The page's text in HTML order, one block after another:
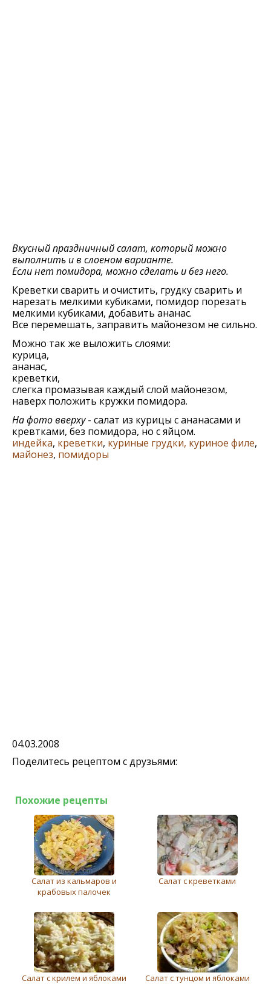
Вкусный праздничный салат, который можно
выполнить и в слоеном варианте.
Если нет помидора, можно сделать и без него.
Креветки сварить и очистить, грудку сварить и
нарезать мелкими кубиками, помидор порезать
мелкими кубиками, добавить ананас.
Все перемешать, заправить майонезом не сильно.
Можно так же выложить слоями:
курица,
ананас,
креветки,
слегка промазывая каждый слой майонезом,
наверх положить кружки помидора.
На фото вверху- салат из курицы с ананасами и
кревтками, без помидора, но с яйцом.
индейка, креветки, куриные грудки, куриное филе,
майонез, помидоры
04.03.2008
Поделитесь рецептом с друзьями:
Похожие рецепты
Салат из кальмаров и
крабовых палочек
Салат с креветками
Салат с крилем и яблоками Салат с тунцом и яблоками